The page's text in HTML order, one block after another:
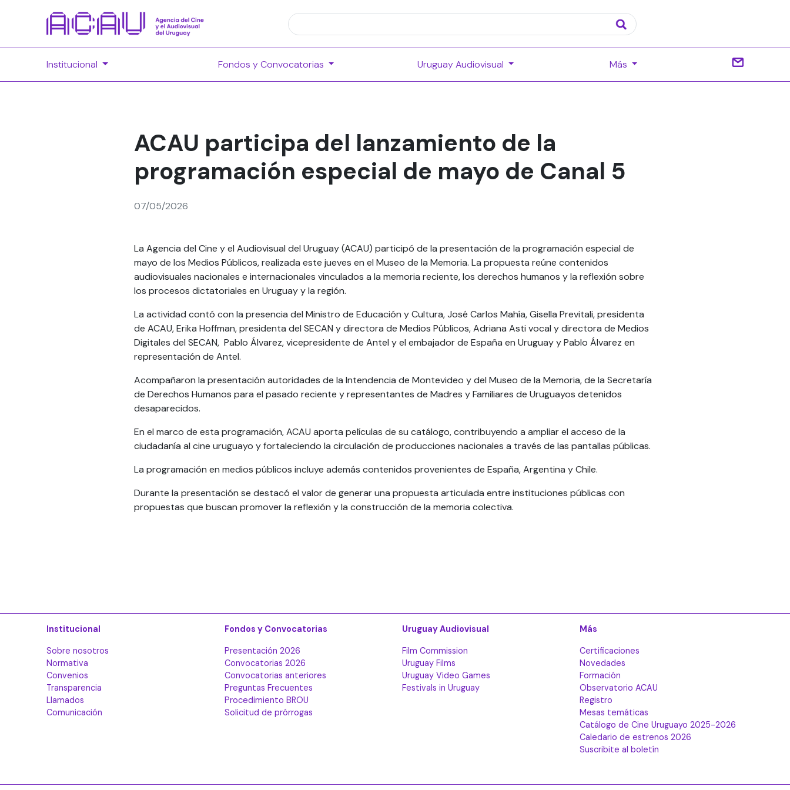
Institucional Fondos y Convocatorias Uruguay Audiovisual Más
ACAU participa del lanzamiento de la
programación especial de mayo de Canal 5
07/05/2026
La Agencia del Cine y el Audiovisual del Uruguay (ACAU) participó de la presentación de la programación especial de
mayo de los Medios Públicos, realizada este jueves en el Museo de la Memoria. La propuesta reúne contenidos
audiovisuales nacionales e internacionales vinculados a la memoria reciente, los derechos humanos y la reflexión sobre
los procesos dictatoriales en Uruguay y la región.
La actividad contó con la presencia del Ministro de Educación y Cultura, José Carlos Mahía, Gisella Previtali, presidenta
de ACAU, Erika Hoffman, presidenta del SECAN y directora de Medios Públicos, Adriana Asti vocal y directora de Medios
Digitales del SECAN, Pablo Álvarez, vicepresidente de Antel y el embajador de España en Uruguay y Pablo Álvarez en
representación de Antel.
Acompañaron la presentación autoridades de la Intendencia de Montevideo y del Museo de la Memoria, de la Secretaría
de Derechos Humanos para el pasado reciente y representantes de Madres y Familiares de Uruguayos detenidos
desaparecidos.
En el marco de esta programación, ACAU aporta películas de su catálogo, contribuyendo a ampliar el acceso de la
ciudadanía al cine uruguayo y fortaleciendo la circulación de producciones nacionales a través de las pantallas públicas.
La programación en medios públicos incluye además contenidos provenientes de España, Argentina y Chile.
Durante la presentación se destacó el valor de generar una propuesta articulada entre instituciones públicas con
propuestas que buscan promover la reflexión y la construcción de la memoria colectiva.
Institucional
Sobre nosotros
Normativa
Convenios
Transparencia
Llamados
Comunicación
Fondos y Convocatorias
Presentación 2026
Convocatorias 2026
Convocatorias anteriores
Preguntas Frecuentes
Procedimiento BROU
Solicitud de prórrogas
Uruguay Audiovisual
Film Commission
Uruguay Films
Uruguay Video Games
Festivals in Uruguay
Más
Certificaciones
Novedades
Formación
Observatorio ACAU
Registro
Mesas temáticas
Catálogo de Cine Uruguayo 2025-2026
Caledario de estrenos 2026
Suscribite al boletín